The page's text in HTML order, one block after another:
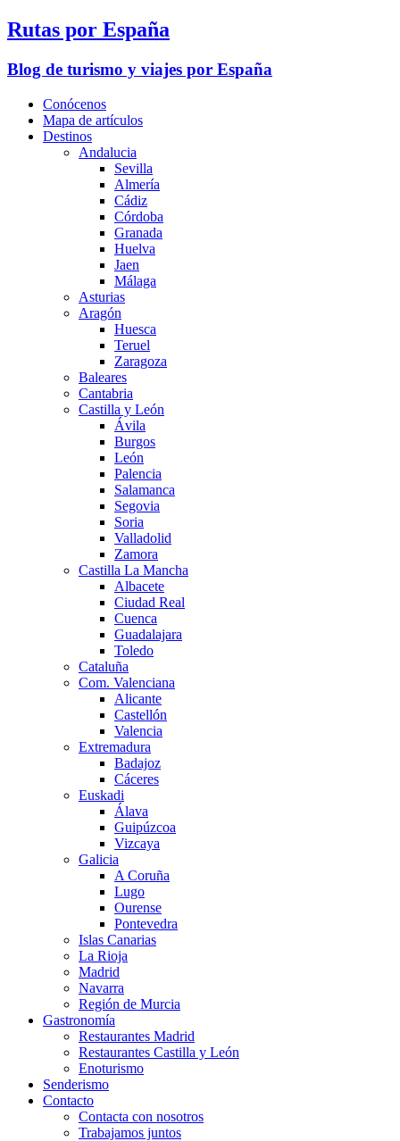
Rutas por España
Blog de turismo y viajes por España
Conócenos
Mapa de artículos
Destinos
Andalucia
Sevilla
Almería
Cádiz
Córdoba
Granada
Huelva
Jaen
Málaga
Asturias
Aragón
Huesca
Teruel
Zaragoza
Baleares
Cantabria
Castilla y León
Ávila
Burgos
León
Palencia
Salamanca
Segovia
Soria
Valladolid
Zamora
Castilla La Mancha
Albacete
Ciudad Real
Cuenca
Guadalajara
Toledo
Cataluña
Com. Valenciana
Alicante
Castellón
Valencia
Extremadura
Badajoz
Cáceres
Euskadi
Álava
Guipúzcoa
Vizcaya
Galicia
A Coruña
Lugo
Ourense
Pontevedra
Islas Canarias
La Rioja
Madrid
Navarra
Región de Murcia
Gastronomía
Restaurantes Madrid
Restaurantes Castilla y León
Enoturismo
Senderismo
Contacto
Contacta con nosotros
Trabajamos juntos